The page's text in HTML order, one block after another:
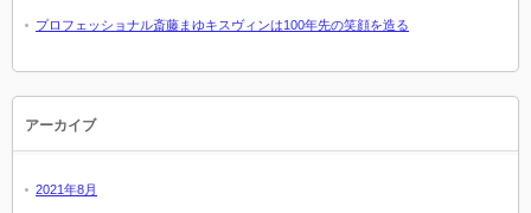
プロフェッショナル斎藤まゆキスヴィンは100年先の笑顔を造る
アーカイブ
2021年8月